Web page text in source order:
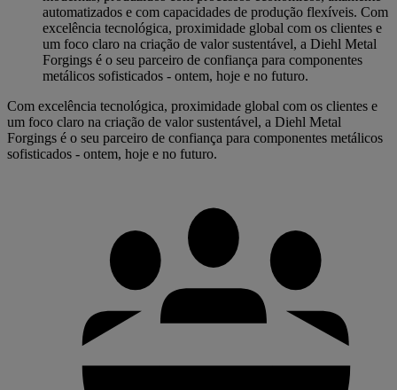
automatizados e com capacidades de produção flexíveis. Com
excelência tecnológica, proximidade global com os clientes e
um foco claro na criação de valor sustentável, a Diehl Metal
Forgings é o seu parceiro de confiança para componentes
metálicos sofisticados - ontem, hoje e no futuro.
Com excelência tecnológica, proximidade global com os clientes e
um foco claro na criação de valor sustentável, a Diehl Metal
Forgings é o seu parceiro de confiança para componentes metálicos
sofisticados - ontem, hoje e no futuro.